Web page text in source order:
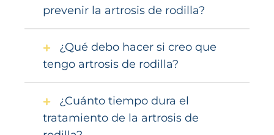
prevenir la artrosis de rodilla?
¿Qué debo hacer si creo que
tengo artrosis de rodilla?
¿Cuánto tiempo dura el
tratamiento de la artrosis de